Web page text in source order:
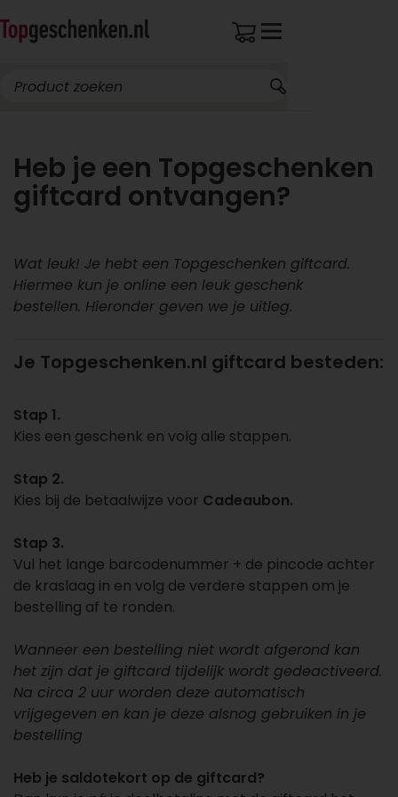
Heb je een Topgeschenken
giftcard ontvangen?
Wat leuk! Je hebt een Topgeschenken giftcard.
Hiermee kun je online een leuk geschenk
bestellen. Hieronder geven we je uitleg.
Je Topgeschenken.nl giftcard besteden:
Stap 1.
Kies een geschenk en volg alle stappen.
Stap 2.
Kies bij de betaalwijze voor Cadeaubon.
Stap 3.
Vul het lange barcodenummer + de pincode achter
de kraslaag in en volg de verdere stappen om je
bestelling af te ronden.
Wanneer een bestelling niet wordt afgerond kan
het zijn dat je giftcard tijdelijk wordt gedeactiveerd.
Na circa 2 uur worden deze automatisch
vrijgegeven en kan je deze alsnog gebruiken in je
bestelling
Heb je saldotekort op de giftcard?